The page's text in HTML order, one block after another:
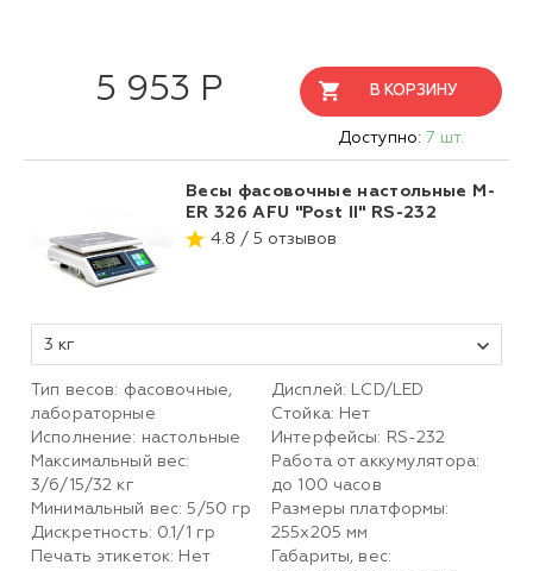
5 953 Р В КОРЗИНУ
Доступно: 7 шт.
Весы фасовочные настольные M-
ER 326 AFU "Post II" RS-232
4.8 / 5 отзывов
3 кг
Тип весов: фасовочные,
лабораторные
Исполнение: настольные
Максимальный вес:
3/6/15/32 кг
Минимальный вес: 5/50 гр
Дискретность: 0.1/1 гр
Печать этикеток: Нет
Дисплей: LСD/LED
Стойка: Нет
Интерфейсы: RS-232
Работа от аккумулятора:
до 100 часов
Размеры платформы:
255х205 мм
Габариты, вес: